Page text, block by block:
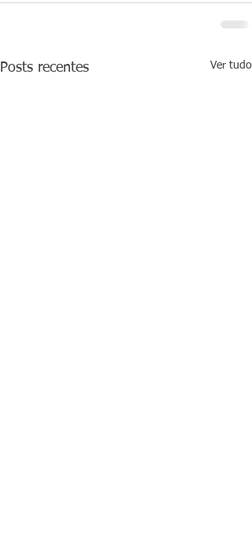
Posts recentes Ver tudo